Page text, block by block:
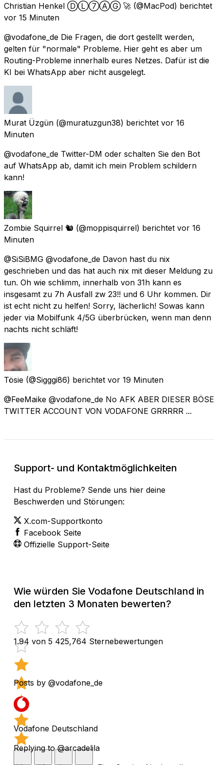
Christian Henkel ⒹⓁ⑦ⒶⒼ 🚀 (@MacPod) berichtet
vor 15 Minuten
@vodafone_de Die Fragen, die dort gestellt werden,
gelten für "normale" Probleme. Hier geht es aber um
Routing-Probleme innerhalb eures Netzes. Dafür ist die
KI bei WhatsApp aber nicht ausgelegt.
Murat Üzgün (@muratuzgun38) berichtet vor 16
Minuten
@vodafone_de Twitter-DM oder schalten Sie den Bot
auf WhatsApp ab, damit ich mein Problem schildern
kann!
Zombie Squirrel 🐿️ (@moppisquirrel) berichtet vor 16
Minuten
@SiSiBMG @vodafone_de Davon hast du nix
geschrieben und das hat auch nix mit dieser Meldung zu
tun. Oh wie schlimm, innerhalb von 31h kann es
insgesamt zu 7h Ausfall zw 23!! und 6 Uhr kommen. Dir
ist echt nicht zu helfen! Sorry, lächerlich! Sowas kann
jeder via Mobilfunk 4/5G überbrücken, wenn man denn
nachts nicht schläft!
Tösie (@Sigggi86) berichtet vor 19 Minuten
@FeeMaike @vodafone_de No AFK ABER DIESER BÖSE
TWITTER ACCOUNT VON VODAFONE GRRRRR ...
Support- und Kontaktmöglichkeiten
Hast du Probleme? Sende uns hier deine
Beschwerden und Störungen:
X.com-Supportkonto
Facebook Seite
Offizielle Support-Seite
Wie würden Sie Vodafone Deutschland in
den letzten 3 Monaten bewerten?
1.94 von 5 425,764 Sternebewertungen
Posts by @vodafone_de
Vodafone Deutschland
Replying to @arcadelila